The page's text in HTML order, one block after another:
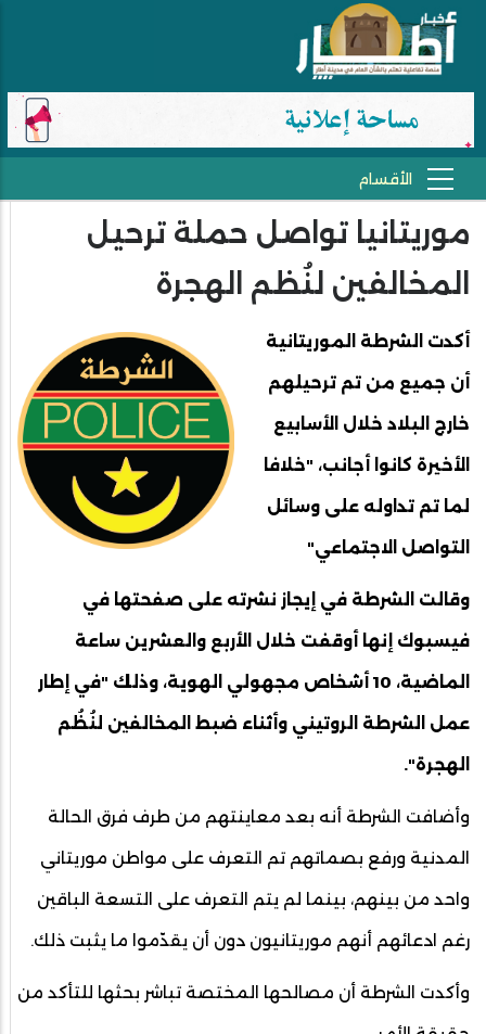
موريتانيا تواصل حملة ترحيل
المخالفين لنُظم الهجرة
أكدت الشرطة الموريتانية
أن جميع من تم ترحيلهم
خارج البلاد خلال الأسابيع
الأخيرة كانوا أجانب، "خلافا
لما تم تداوله على وسائل
التواصل الاجتماعي"
وقالت الشرطة في إيجاز نشرته على صفحتها في
فيسبوك إنها أوقفت خلال الأربع والعشرين ساعة
الماضية، 10 أشخاص مجهولي الهوية، وذلك "في إطار
عمل الشرطة الروتيني وأثناء ضبط المخالفين لنُظُم
الهجرة".
وأضافت الشرطة أنه بعد معاينتهم من طرف فرق الحالة
المدنية ورفع بصماتهم تم التعرف على مواطن موريتاني
واحد من بينهم، بينما لم يتم التعرف على التسعة الباقين
رغم ادعائهم أنهم موريتانيون دون أن يقدّموا ما يثبت ذلك.
وأكدت الشرطة أن مصالحها المختصة تباشر بحثها للتأكد من